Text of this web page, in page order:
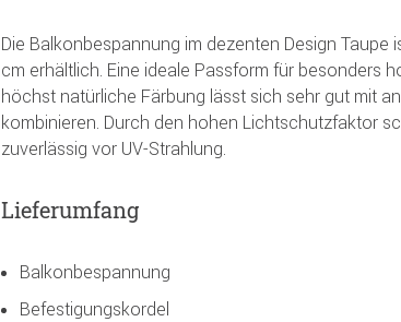
Die Balkonbespannung im dezenten Design Taupe
cm erhältlich. Eine ideale Passform für besonders
höchst natürliche Färbung lässt sich sehr gut mit
kombinieren. Durch den hohen Lichtschutzfaktor
zuverlässig vor UV-Strahlung.
Lieferumfang
Balkonbespannung
Befestigungskordel